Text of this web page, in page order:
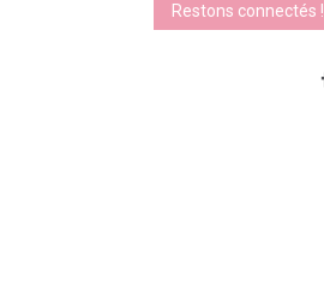
Restons connectés !